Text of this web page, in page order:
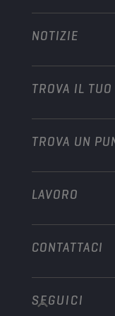
Motocicli &
Industria
Motori marini
Technology
Partnership nel
Autovetture
Motocicli
Veicoli pesanti
NOTIZIE
TROVA IL
TROVA UN
LAVORO
CONTATTACI
SEGUICI